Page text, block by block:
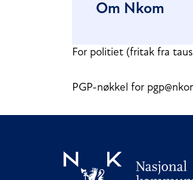
Om Nkom
For politiet (fritak fra
PGP-nøkkel for